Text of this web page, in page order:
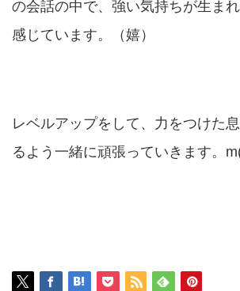
の会話の中で、強い気持ちが生ま
感じています。（嬉）
レベルアップをして、力をつけた
るよう一緒に頑張っていきます。